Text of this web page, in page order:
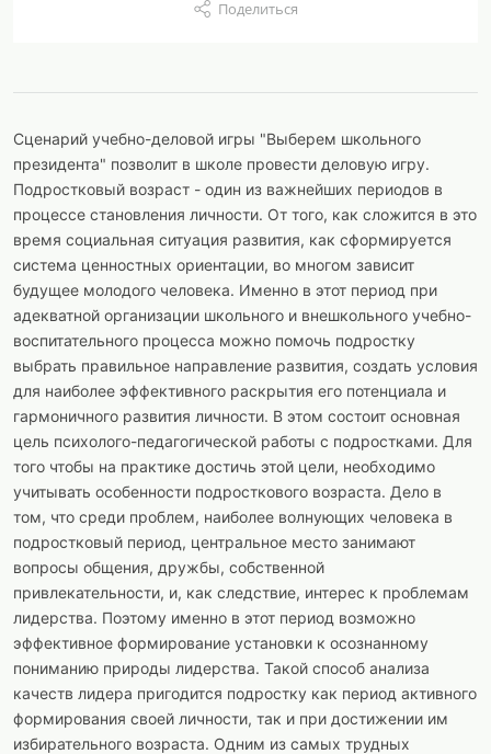
Поделиться
Сценарий учебно-деловой игры "Выберем школьного
президента" позволит в школе провести деловую игру.
Подростковый возраст - один из важнейших периодов в
процессе становления личности. От того, как сложится в это
время социальная ситуация развития, как сформируется
система ценностных ориентации, во многом зависит
будущее молодого человека. Именно в этот период при
адекватной организации школьного и внешкольного учебно-
воспитательного процесса можно помочь подростку
выбрать правильное направление развития, создать условия
для наиболее эффективного раскрытия его потенциала и
гармоничного развития личности. В этом состоит основная
цель психолого-педагогической работы с подростками. Для
того чтобы на практике достичь этой цели, необходимо
учитывать особенности подросткового возраста. Дело в
том, что среди проблем, наиболее волнующих человека в
подростковый период, центральное место занимают
вопросы общения, дружбы, собственной
привлекательности, и, как следствие, интерес к проблемам
лидерства. Поэтому именно в этот период возможно
эффективное формирование установки к осознанному
пониманию природы лидерства. Такой способ анализа
качеств лидера пригодится подростку как период активного
формирования своей личности, так и при достижении им
избирательного возраста. Одним из самых трудных